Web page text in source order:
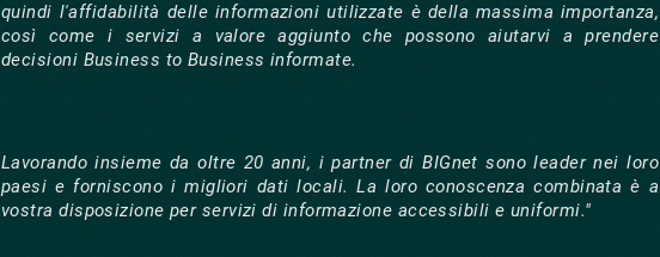
quindi l'affidabilità delle informazioni utilizzate è della massima importanza,
così come i servizi a valore aggiunto che possono aiutarvi a prendere
decisioni Business to Business informate.
Lavorando insieme da oltre 20 anni, i partner di BIGnet sono leader nei loro
paesi e forniscono i migliori dati locali. La loro conoscenza combinata è a
vostra disposizione per servizi di informazione accessibili e uniformi."